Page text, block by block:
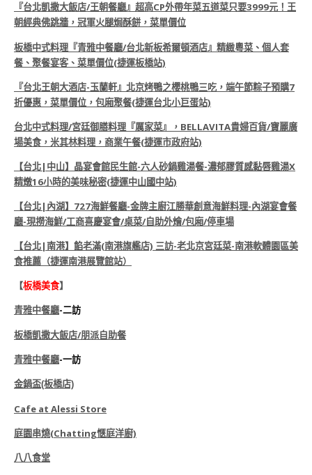
『台北凱撒大飯店/王朝餐廳』超高CP外帶年菜五道菜只要3999元！王
朝經典佛跳牆，冠軍火腿焗酥餅，菜單價位
板橋中式料理『青雅中餐廳/台北新板希爾頓酒店』精緻粵菜、個人套
餐、聚餐宴客、菜單價位(捷運板橋站)
『台北王朝大酒店-玉蘭軒』北京烤鴨之櫻桃鴨三吃，端午節粽子預購7
折優惠，菜單價位，包廂聚餐(捷運台北小巨蛋站)
台北中式料理/宮廷御膳料理『厲家菜』，BELLAVITA貴婦百貨/寶麗廣
場美食，米其林料理，商業午餐(捷運市政府站)
【台北|中山】晶宴會館民生館-六人砂鍋雞湯餐-濃郁膠質感黏唇雞湯X
精燉16小時的美味秘密(捷運中山國中站)
【台北|內湖】727海鮮餐廳-金牌主廚江勝華創意海鮮料理-內湖宴會餐
廳-現撈海鮮/工商喜慶宴會/桌菜/自助外燴/包廂/停車場
【台北|南港】餡老滿(南港旗艦店) 三訪-老北京宮廷菜-南港軟體園區美
食推薦（捷運南港展覽館站）
【板橋美食】
青雅中餐廳-二訪
板橋凱撒大飯店/朋派自助餐
青雅中餐廳-一訪
金鍋盃(板橋店)
Cafe at Alessi Store
庭園串燒(Chatting愜庭洋廚)
八八食堂